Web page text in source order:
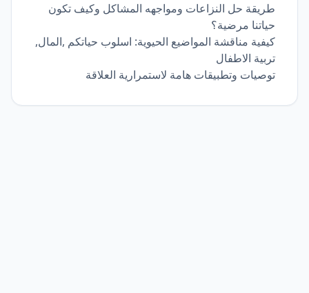
طريقة حل النزاعات ومواجهه المشاكل وكيف تكون
حياتنا مرضية؟
كيفية مناقشة المواضيع الحيوية: اسلوب حياتكم ,المال,
تربية الاطفال
توصيات وتطبيقات هامة لاستمرارية العلاقة